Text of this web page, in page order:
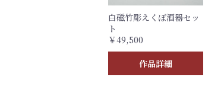
白磁竹彫えくぼ酒器セッ
ト
￥49,500
作品詳細